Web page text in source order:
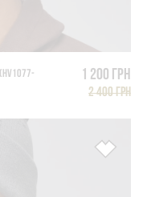
(HV1077-
1 200 грн
2 400 грн